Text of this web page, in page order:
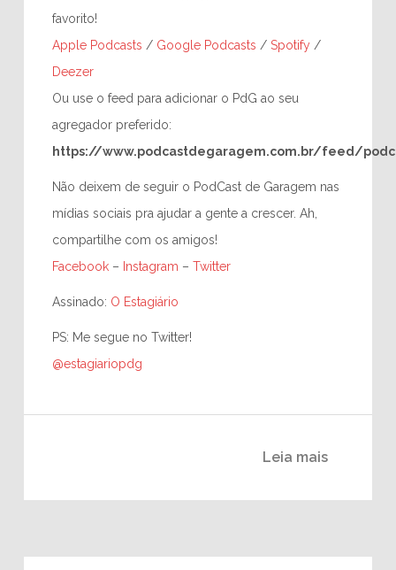
favorito!
Apple Podcasts / Google Podcasts / Spotify/
Deezer
Ou use o feed para adicionar o PdG ao seu
agregador preferido:
https://www.podcastdegaragem.com.br/feed/
Não deixem de seguir o PodCast de Garagem nas
mídias sociais pra ajudar a gente a crescer. Ah,
compartilhe com os amigos!
Facebook– Instagram – Twitter
Assinado: O Estagiário
PS: Me segue no Twitter!
@estagiariopdg
Leia mais